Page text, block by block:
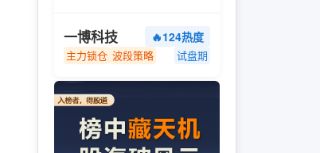
一博科技 🔥124热度
主力锁仓 波段策略 试盘期